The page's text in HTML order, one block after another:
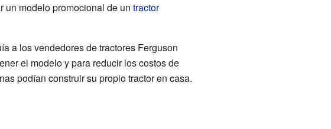
un modelo promocional de un tractor
a los vendedores de tractores Ferguson
el modelo y para reducir los costos de
podían construir su propio tractor en casa.